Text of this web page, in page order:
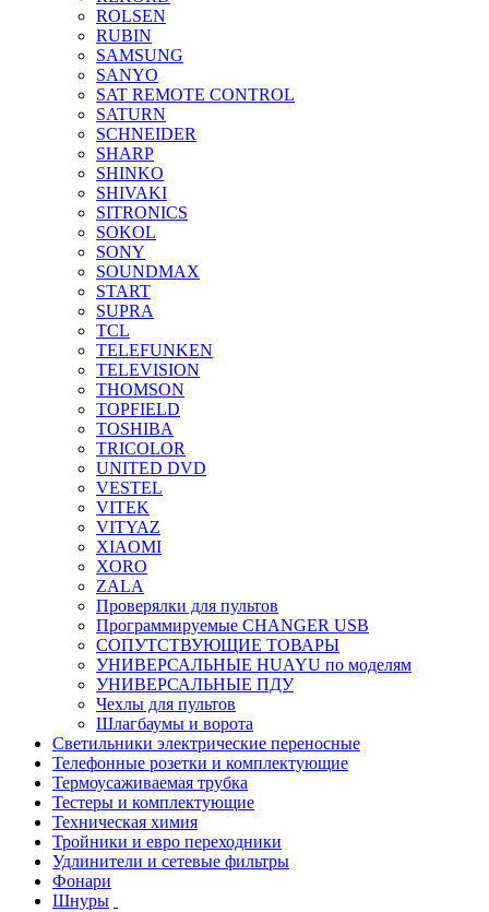
ROLSEN
RUBIN
SAMSUNG
SANYO
SAT REMOTE CONTROL
SATURN
SCHNEIDER
SHARP
SHINKO
SHIVAKI
SITRONICS
SOKOL
SONY
SOUNDMAX
START
SUPRA
TCL
TELEFUNKEN
TELEVISION
THOMSON
TOPFIELD
TOSHIBA
TRICOLOR
UNITED DVD
VESTEL
VITEK
VITYAZ
XIAOMI
XORO
ZALA
Проверялки для пультов
Программируемые CHANGER USB
СОПУТСТВУЮЩИЕ ТОВАРЫ
УНИВЕРСАЛЬНЫЕ HUAYU по моделям
УНИВЕРСАЛЬНЫЕ ПДУ
Чехлы для пультов
Шлагбаумы и ворота
Светильники электрические переносные
Телефонные розетки и комплектующие
Термоусаживаемая трубка
Тестеры и комплектующие
Техническая химия
Тройники и евро переходники
Удлинители и сетевые фильтры
Фонари
Шнуры